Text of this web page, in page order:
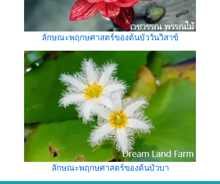
ลักษณะพฤกษศาสตร์ของต้นบัววันวิสาข์
ลักษณะพฤกษศาสตร์ของต้นบัวบา